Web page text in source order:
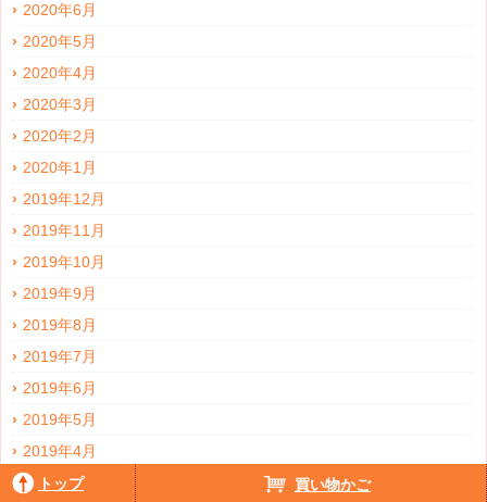
2020年6月
2020年5月
2020年4月
2020年3月
2020年2月
2020年1月
2019年12月
2019年11月
2019年10月
2019年9月
2019年8月
2019年7月
2019年6月
2019年5月
2019年4月
2019年3月
トップ 買い物かご